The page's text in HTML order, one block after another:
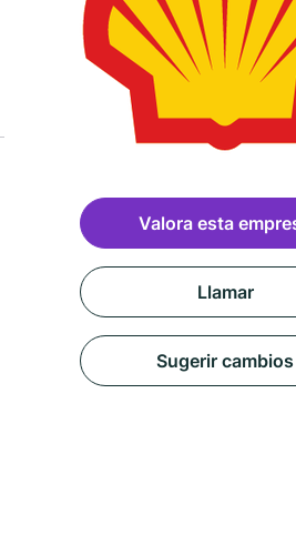
Valora esta
Llamar
Sugerir cambios